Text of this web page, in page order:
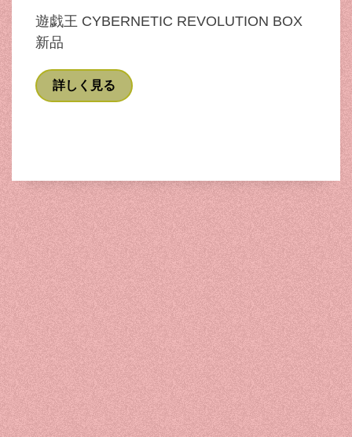
遊戯王 CYBERNETIC REVOLUTION BOX
新品
詳しく見る